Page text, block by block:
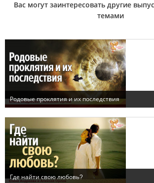
Вас могут заинтересовать другие
темами